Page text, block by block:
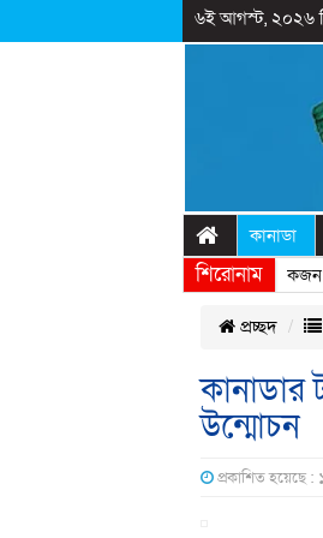
৬ই আগস্ট, ২০২৬
কানাডা
শিরোনাম
ছাত্রদল-ছাত্রশিবির সংঘর্ষ, কয়েকজন
প্রচ্ছদ
কানাডার
উন্মোচন
প্রকাশিত হয়েছে